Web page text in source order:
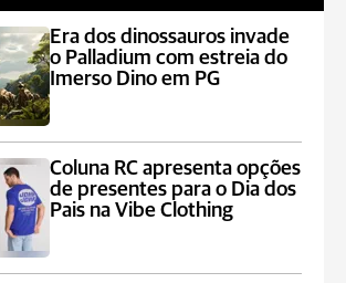
Era dos dinossauros invade
o Palladium com estreia do
Imerso Dino em PG
Coluna RC apresenta opções
de presentes para o Dia dos
Pais na Vibe Clothing